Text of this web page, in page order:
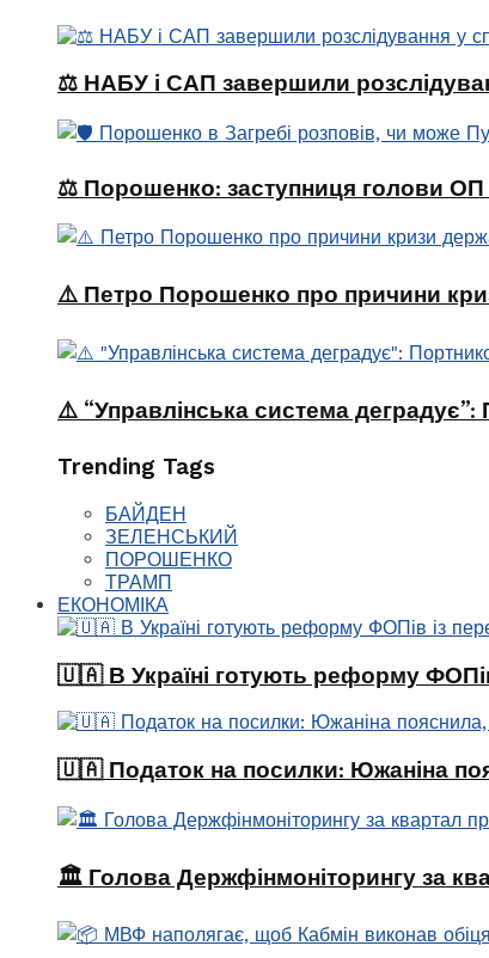
⚖️ НАБУ і САП завершили
⚖️ Порошенко: заступниця голови ОП
⚠️ Петро Порошенко про причини
⚠️ “Управлінська система
Trending Tags
БАЙДЕН
ЗЕЛЕНСЬКИЙ
ПОРОШЕНКО
ТРАМП
ЕКОНОМІКА
🇺🇦 В Україні готують реформу
🇺🇦 Податок на посилки: Южаніна
🏛 Голова Держфінмоніторингу за